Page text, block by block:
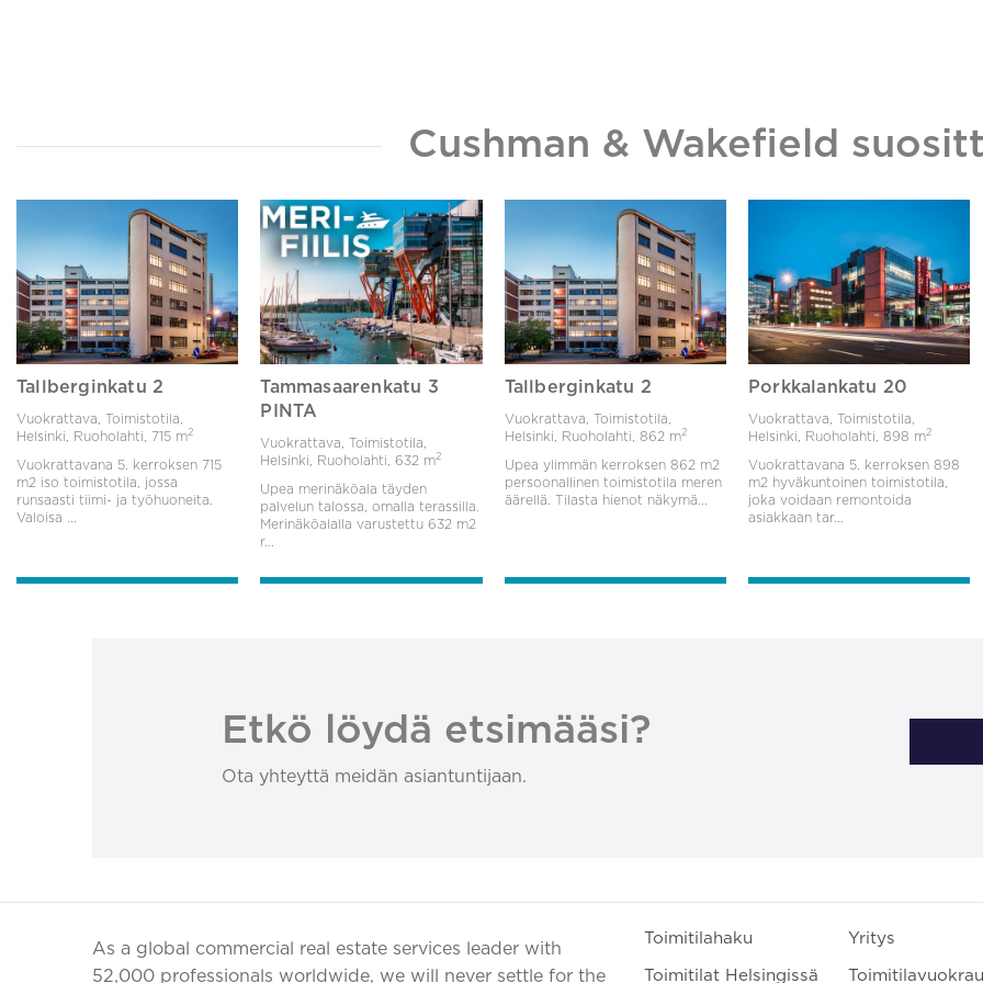
Cushman & Wakefield
Tallberginkatu 2
Vuokrattava, Toimistotila,
Helsinki, Ruoholahti, 715 m2
Vuokrattavana 5. kerroksen 715
m2 iso toimistotila, jossa
runsaasti tiimi- ja työhuoneita.
Valoisa ...
Tammasaarenkatu 3
PINTA
Vuokrattava, Toimistotila,
Helsinki, Ruoholahti,632 m2
Upea merinäköala täyden
palvelun talossa, omalla terassilla.
Merinäköalalla varustettu 632 m2
r...
Tallberginkatu 2
Vuokrattava, Toimistotila,
Helsinki, Ruoholahti, 862 m2
Upea ylimmän kerroksen 862 m2
persoonallinen toimistotila meren
äärellä. Tilasta hienot näkymä...
Porkkalankatu 20
Vuokrattava, Toimistotila,
Helsinki, Ruoholahti, 898 m2
Vuokrattavana 5. kerroksen 898
m2 hyväkuntoinen toimistotila,
joka voidaan remontoida
asiakkaan tar...
Etkö löydä etsimääsi?
Ota yhteyttä meidän asiantuntijaan.
As a global commercial real estate services leader with
52,000 professionals worldwide, we will never settle for the
Toimitilahaku
Toimitilat Helsingissä
Yritys